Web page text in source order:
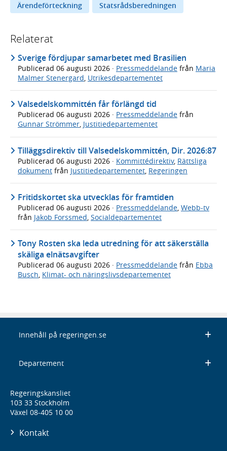
Ärendeförteckning Statsrådsberedningen
Relaterat
Sverige fördjupar samarbetet med Brasilien
Publicerad 06 augusti 2026 · Pressmeddelande från Maria
Malmer Stenergard Utrikesdepartementet
Valsedelskommittén får förlängd tid
Publicerad 06 augusti 2026 · Pressmeddelande från
Gunnar Strömmer, Justitiedepartementet
Tilläggsdirektiv till Valsedelskommittén, Dir. 2026:87
Publicerad 06 augusti 2026 · Kommittédirektiv, Rättsliga
dokument från Justitiedepartementet, Regeringen
Fritidskortet ska utvecklas för framtiden
Publicerad 06 augusti 2026 · Pressmeddelande Webb-tv
från Jakob Forssmed Socialdepartementet
Tony Rosten ska leda utredning för att säkerställa
skäliga elnätsavgifter
Publicerad 06 augusti 2026 · Pressmeddelande från Ebba
Busch, Klimat- och näringslivsdepartementet
Innehåll på regeringen.se
Departement
Regeringskansliet
103 33 Stockholm
Växel 08-405 10 00
Kontakt